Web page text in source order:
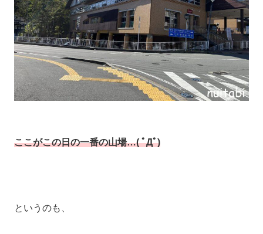
ここがこの日の一番の山場…( ﾟДﾟ)
というのも、